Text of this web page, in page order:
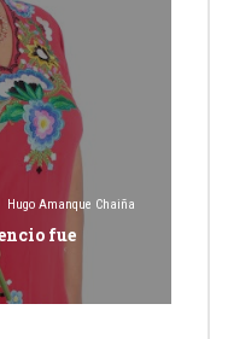
Hugo Amanque Chaiña
fue